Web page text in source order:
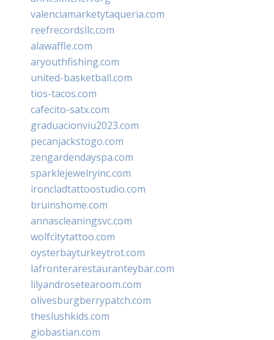
valenciamarketytaqueria.com
reefrecordsllc.com
alawaffle.com
aryouthfishing.com
united-basketball.com
tios-tacos.com
cafecito-satx.com
graduacionviu2023.com
pecanjackstogo.com
zengardendayspa.com
sparklejewelryinc.com
ironcladtattoostudio.com
bruinshome.com
annascleaningsvc.com
wolfcitytattoo.com
oysterbayturkeytrot.com
lafronterarestauranteybar.com
lilyandrosetearoom.com
olivesburgberrypatch.com
theslushkids.com
giobastian.com